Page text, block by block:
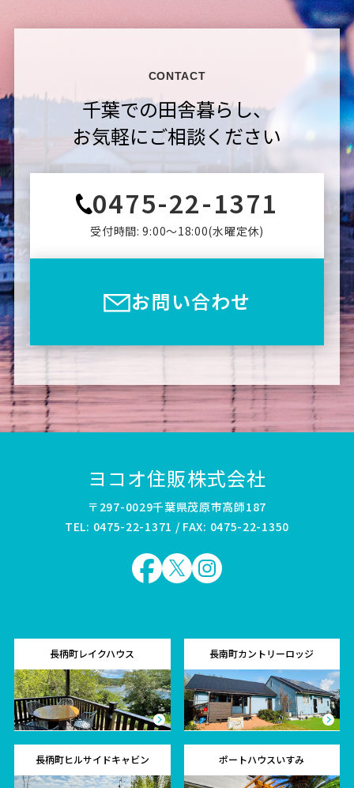
CONTACT
千葉での田舎暮らし、
お気軽にご相談ください
0475-22-1371
受付時間: 9:00〜18:00(⽔曜定休)
お問い合わせ
ヨコオ住販株式会社
〒297-0029千葉県茂原市高師187
TEL: 0475-22-1371 / FAX: 0475-22-1350
長柄町レイクハウス 長南町カントリーロッジ
長柄町ヒルサイドキャビン ポートハウスいすみ